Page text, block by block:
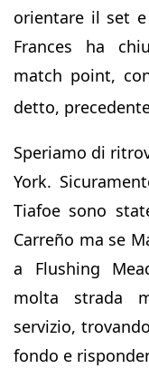
orientare il set
Frances ha
match point,
detto,
Speriamo di
York.
Tiafoe sono
Carreño ma se
a Flushing
molta strada
servizio,
fondo e